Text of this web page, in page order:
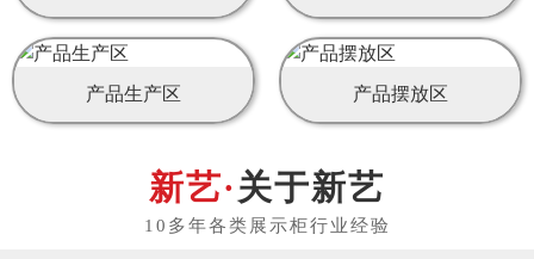
产品生产区 产品摆放区
关于新艺